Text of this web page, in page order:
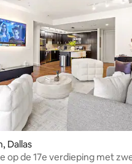
Dallas
op de 17e verdieping met